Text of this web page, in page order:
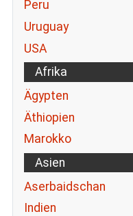
Peru
Uruguay
USA
Afrika
Ägypten
Äthiopien
Marokko
Asien
Aserbaidschan
Indien